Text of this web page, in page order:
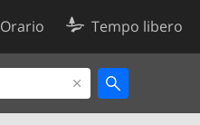
Orario Tempo libero
Politica sui cookie
Preferenze cookie